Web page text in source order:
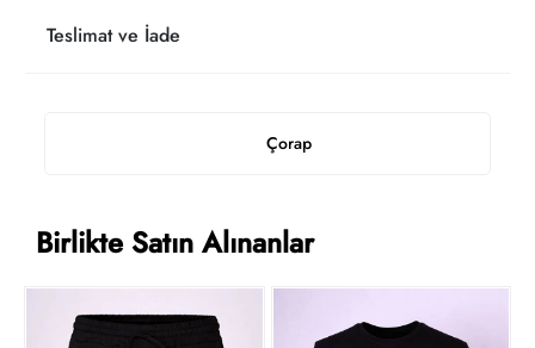
Çorap
Teslimat ve İade
Birlikte Satın Alınanlar